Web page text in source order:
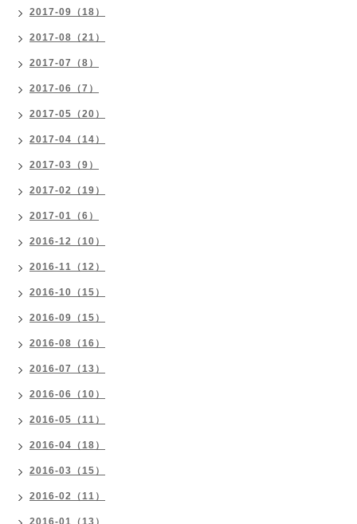
2017-09（18）
2017-08（21）
2017-07（8）
2017-06（7）
2017-05（20）
2017-04（14）
2017-03（9）
2017-02（19）
2017-01（6）
2016-12（10）
2016-11（12）
2016-10（15）
2016-09（15）
2016-08（16）
2016-07（13）
2016-06（10）
2016-05（11）
2016-04（18）
2016-03（15）
2016-02（11）
2016-01（13）